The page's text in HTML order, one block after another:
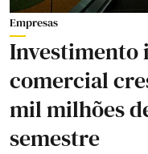
Empresas
comercial
mil milhões
semestre